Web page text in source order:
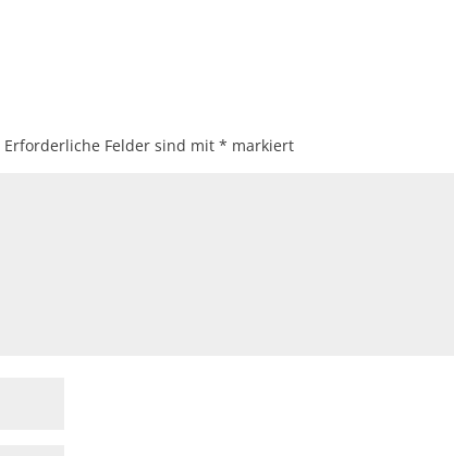
Erforderliche Felder sind mit* markiert